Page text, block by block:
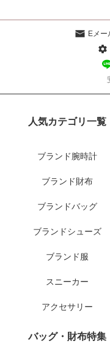
Eメー
人気カテゴリ一覧
ブランド腕時計
ブランド財布
ブランドバッグ
ブランドシューズ
ブランド服
スニーカー
アクセサリー
バッグ・財布特集